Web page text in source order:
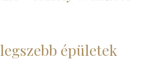
épületek